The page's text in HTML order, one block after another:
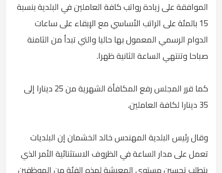
الموافقة على زيادة رواتب كافة العاملين في البلدية بنسبة
15 بالمئة على الراتب الأساسي مع الإبقاء على ساعات
الدوام الرسمي المعمول بها حاليا والتي تبدأ من الثامنة
صباحا وتنتهي الساعة الثانية ظهرا.
كما قرر المجلس رفع المكافأة الشهرية من 25 دينارا إلى
35 دينارا لكافة العاملين.
وقال رئيس البلدية المهندس خالد الخشمان إن البلديات
تعمل على مدار الساعة في الظروف الاستثنائية الأمر الذي